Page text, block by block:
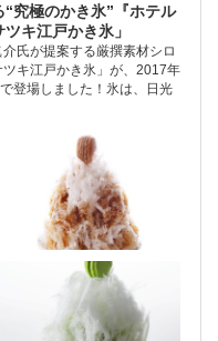
究極のかき氷”『ホテル
キ江戸かき氷」
氏が提案する厳撰素材シロ
キ江戸かき氷」が、2017年
登場しました！氷は、日光